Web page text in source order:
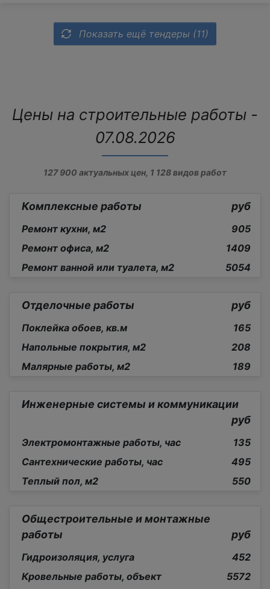
Показать ещё тендеры (11)
Цены на строительные работы -
07.08.2026
127 900 актуальных цен, 1 128видов работ
Комплексные работы руб
Ремонт кухни, м2
905
Ремонт офиса, м2
1409
Ремонт ванной или туалета, м2
5054
Отделочные работы руб
Поклейка обоев, кв.м
165
Напольные покрытия, м2
208
Малярные работы, м2
189
Инженерные системы и коммуникации
руб
Электромонтажные работы, час
135
Сантехнические работы, час
495
Теплый пол, м2
550
Общестроительные и монтажные
работы
руб
Гидроизоляция, услуга
452
Кровельные работы, объект
5572